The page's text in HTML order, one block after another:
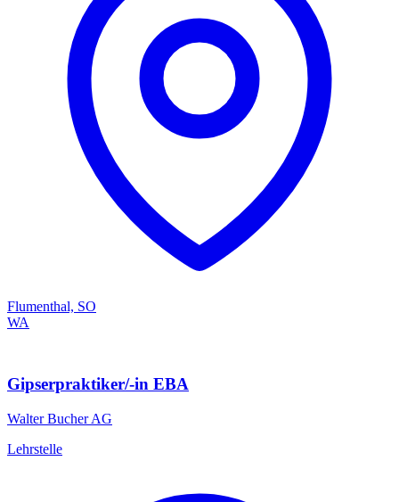
Flumenthal, SO
WA
Gipserpraktiker/-in EBA
Walter Bucher AG
Lehrstelle